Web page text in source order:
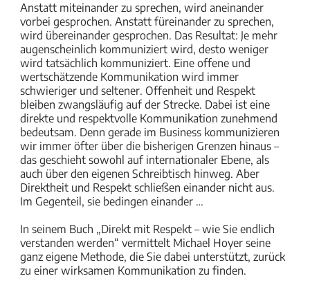
Anstatt miteinander zu sprechen, wird aneinander
vorbei gesprochen. Anstatt füreinander zu sprechen,
wird übereinander gesprochen. Das Resultat: Je mehr
augenscheinlich kommuniziert wird, desto weniger
wird tatsächlich kommuniziert. Eine offene und
wertschätzende Kommunikation wird immer
schwieriger und seltener. Offenheit und Respekt
bleiben zwangsläufig auf der Strecke. Dabei ist eine
direkte und respektvolle Kommunikation zunehmend
bedeutsam. Denn gerade im Business kommunizieren
wir immer öfter über die bisherigen Grenzen hinaus –
das geschieht sowohl auf internationaler Ebene, als
auch über den eigenen Schreibtisch hinweg. Aber
Direktheit und Respekt schließen einander nicht aus.
Im Gegenteil, sie bedingen einander …
In seinem Buch „Direkt mit Respekt – wie Sie endlich
verstanden werden“ vermittelt Michael Hoyer seine
ganz eigene Methode, die Sie dabei unterstützt, zurück
zu einer wirksamen Kommunikation zu finden.